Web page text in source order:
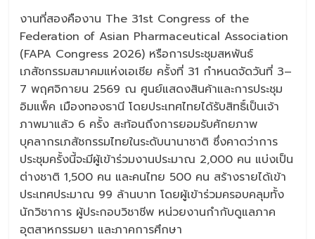
งานที่สองคืองาน The 31st Congress of the
Federation of Asian Pharmaceutical Association
(FAPA Congress 2026) หรือการประชุมสหพันธ์
เภสัชกรรมสมาคมแห่งเอเชีย ครั้งที่ 31 กำหนดจัดวันที่ 3–
7 พฤศจิกายน 2569 ณ ศูนย์แสดงสินค้าและการประชุม
อิมแพ็ค เมืองทองธานี โดยประเทศไทยได้รับสิทธิ์เป็นเจ้า
ภาพมาแล้ว 6 ครั้ง สะท้อนถึงการยอมรับศักยภาพ
บุคลากรเภสัชกรรมไทยในระดับนานาชาติ ซึ่งคาดว่าการ
ประชุมครั้งนี้จะมีผู้เข้าร่วมงานประมาณ 2,000 คน แบ่งเป็น
ต่างชาติ 1,500 คน และคนไทย 500 คน สร้างรายได้เข้า
ประเทศประมาณ 99 ล้านบาท โดยผู้เข้าร่วมครอบคลุมทั้ง
นักวิชาการ ผู้ประกอบวิชาชีพ หน่วยงานกำกับดูแลภาค
อุตสาหกรรมยา และภาคการศึกษา